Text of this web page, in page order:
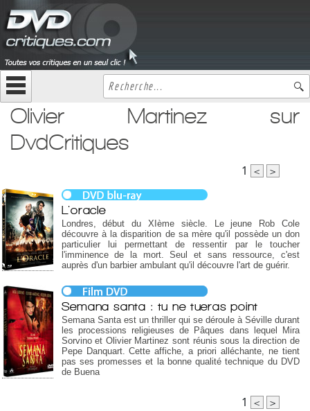
Olivier Martinez sur
DvdCritiques
1 < >
L'oracle
Londres, début du XIème siècle. Le jeune Rob Cole
découvre à la disparition de sa mère qu'il possède un don
particulier lui permettant de ressentir par le toucher
l'imminence de la mort. Seul et sans ressource, c'est
auprès d'un barbier ambulant qu'il découvre l'art de guérir.
Semana santa : tu ne tueras point
Semana Santa est un thriller qui se déroule à Séville durant
les processions religieuses de Pâques dans lequel Mira
Sorvino et Olivier Martinez sont réunis sous la direction de
Pepe Danquart. Cette affiche, a priori alléchante, ne tient
pas ses promesses et la bonne qualité technique du DVD
de Buena
1 < >